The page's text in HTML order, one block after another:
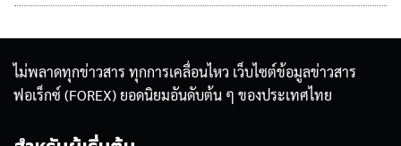
ไม่พลาดทุกข่าวสาร ทุกการเคลื่อนไหว เว็บไซต์ข้อมูลข่าวสาร
ฟอเร็กซ์ (FOREX) ยอดนิยมอันดับต้น ๆ ของประเทศไทย